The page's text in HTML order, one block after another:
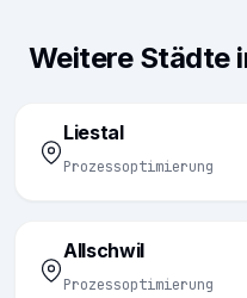
Weitere Städte
Liestal
Prozessoptimierung
Allschwil
Prozessoptimierung